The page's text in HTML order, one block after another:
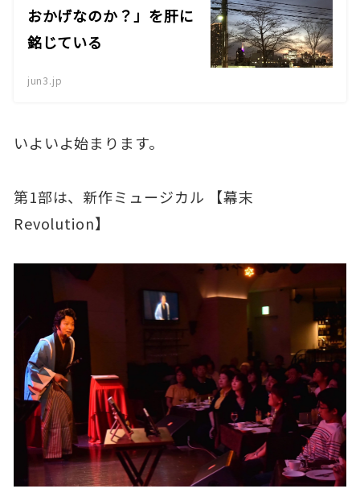
おかげなのか？」を肝に
銘じている
jun3.jp
いよいよ始まります。
第1部は、新作ミュージカル 【幕末
Revolution】